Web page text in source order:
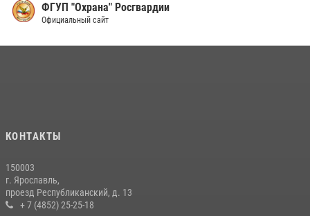
ФГУП "Охрана" Росгвардии
Официальный сайт
КОНТАКТЫ
150003
г. Ярославль,
проезд Республиканский, д. 13
+ 7 (4852) 25-25-18